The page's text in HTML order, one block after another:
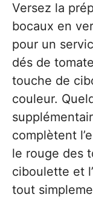
Versez la
bocaux en
pour un
dés de
touche de
couleur.
complètent
le rouge des
ciboulette et
tout